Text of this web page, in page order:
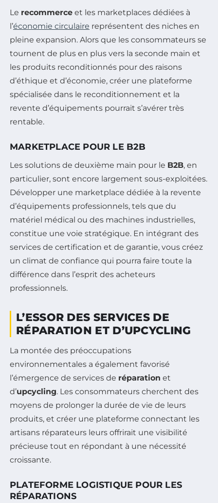
Le recommerce et les marketplaces dédiées à
l’économie circulaire représentent des niches en
pleine expansion. Alors que les consommateurs se
tournent de plus en plus vers la seconde main et
les produits reconditionnés pour des raisons
d’éthique et d’économie, créer une plateforme
spécialisée dans le reconditionnement et la
revente d’équipements pourrait s’avérer très
rentable.
MARKETPLACE POUR LE B2B
Les solutions de deuxième main pour le B2B, en
particulier, sont encore largement sous-exploitées.
Développer une marketplace dédiée à la revente
d’équipements professionnels, tels que du
matériel médical ou des machines industrielles,
constitue une voie stratégique. En intégrant des
services de certification et de garantie, vous créez
un climat de confiance qui pourra faire toute la
différence dans l’esprit des acheteurs
professionnels.
L’ESSOR DES SERVICES DE
RÉPARATION ET D’UPCYCLING
La montée des préoccupations
environnementales a également favorisé
l’émergence de services de réparation et
d’upcycling. Les consommateurs cherchent des
moyens de prolonger la durée de vie de leurs
produits, et créer une plateforme connectant les
artisans réparateurs leurs offrirait une visibilité
précieuse tout en répondant à une nécessité
croissante.
PLATEFORME LOGISTIQUE POUR LES
RÉPARATIONS